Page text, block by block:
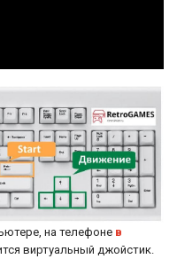
на телефоне в
виртуальный джойстик.